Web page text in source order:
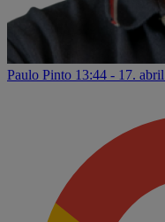
Paulo Pinto 13:44 - 17.